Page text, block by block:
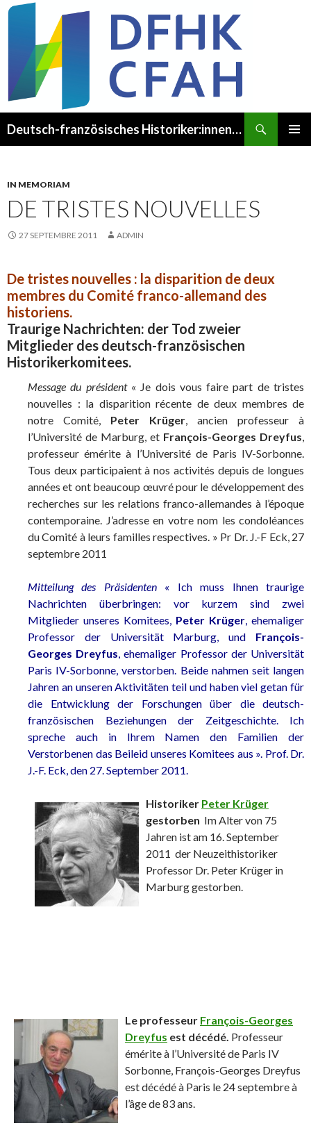
Deutsch-französisches Historiker:innenkomitee – Comité franco-allemand des Historien·ne·s
IN MEMORIAM
DE TRISTES NOUVELLES
27 SEPTEMBRE 2011 ADMIN
De tristes nouvelles : la disparition de deux
membres du Comité franco-allemand des
historiens.
Traurige Nachrichten: der Tod zweier
Mitglieder des deutsch-französischen
Historikerkomitees.
Message du président« Je dois vous faire part de tristes
nouvelles : la disparition récente de deux membres de
notre Comité, Peter Krüger, ancien professeur à
l’Université de Marburg, et François-Georges Dreyfus,
professeur émérite à l’Université de Paris IV-Sorbonne.
Tous deux participaient à nos activités depuis de longues
années et ont beaucoup œuvré pour le développement des
recherches sur les relations franco-allemandes à l’époque
contemporaine. J’adresse en votre nom les condoléances
du Comité à leurs familles respectives. » Pr Dr. J.-F Eck, 27
septembre 2011
Mitteilung des Präsidenten« Ich muss Ihnen traurige
Nachrichten überbringen: vor kurzem sind zwei
Mitglieder unseres Komitees, Peter Krüger, ehemaliger
Professor der Universität Marburg, und François-
Georges Dreyfus, ehemaliger Professor der Universität
Paris IV-Sorbonne, verstorben. Beide nahmen seit langen
Jahren an unseren Aktivitäten teil und haben viel getan für
die Entwicklung der Forschungen über die deutsch-
französischen Beziehungen der Zeitgeschichte. Ich
spreche auch in Ihrem Namen den Familien der
Verstorbenen das Beileid unseres Komitees aus ». Prof. Dr.
J.-F. Eck, den 27. September 2011.
Historiker Peter Krüger
gestorben Im Alter von 75
Jahren ist am 16. September
2011 der Neuzeithistoriker
Professor Dr. Peter Krüger in
Marburg gestorben.
Le professeur François-Georges
Dreyfus est décédé. Professeur
émérite à l’Université de Paris IV
Sorbonne, François-Georges Dreyfus
est décédé à Paris le 24 septembre à
l’âge de 83 ans.